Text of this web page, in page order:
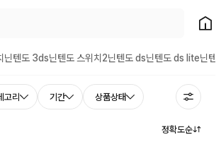
홈으
닌텐도 3ds닌텐도 스위치2닌텐도 ds닌텐도 ds lite닌텐
고리 기간 상품상태
정확도순